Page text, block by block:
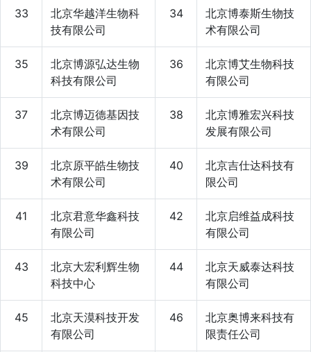
33
北京华越洋生物科
技有限公司
34
北京博泰斯生物技
术有限公司
35
北京博源弘达生物
科技有限公司
36
北京博艾生物科技
有限公司
37
北京博迈德基因技
术有限公司
38
北京博雅宏兴科技
发展有限公司
39
北京原平皓生物技
术有限公司
40
北京吉仕达科技有
限公司
41
北京君意华鑫科技
有限公司
42
北京启维益成科技
有限公司
43
北京大宏利辉生物
科技中心
44
北京天威泰达科技
有限公司
45
北京天漠科技开发
有限公司
46
北京奥博来科技有
限责任公司